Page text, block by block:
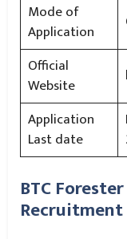
Mode of
Application
Official
Website
Application
Last date
BTC